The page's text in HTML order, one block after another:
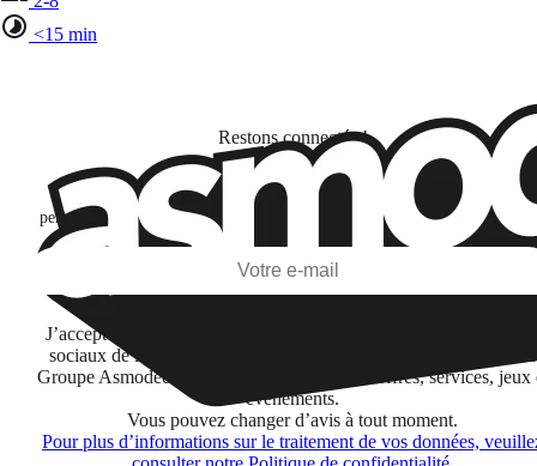
<15 min
Restons connectés !
Je m'abonne pour découvrir des jeux, des nouveautés et des contenus
personnalisés selon mes centres d'intérêt et mes ouvertures et clics
J’accepte de recevoir des informations par email et sur les
sociaux de la part de Financière Amuse BidCo et des sociétés du
Groupe Asmodee listées
concernant leurs offres, services, jeux
événements.
Vous pouvez changer d’avis à tout moment.
Pour plus d’informations sur le traitement de vos données,